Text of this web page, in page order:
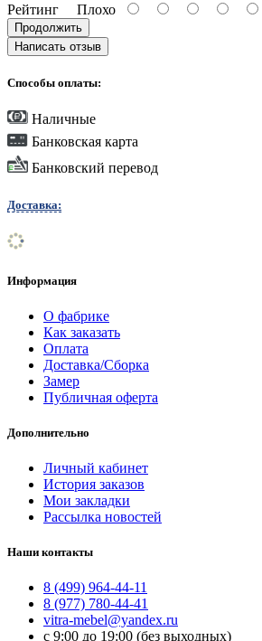
Рейтинг Плохо
Продолжить
Написать отзыв
Способы оплаты:
Наличные
Банковская карта
Банковский перевод
Доставка:
Информация
О фабрике
Как заказать
Оплата
Доставка/Сборка
Замер
Публичная оферта
Дополнительно
Личный кабинет
История заказов
Мои закладки
Рассылка новостей
Наши контакты
8 (499) 964-44-11
8 (977) 780-44-41
vitra-mebel@yandex.ru
с 9:00 до 19:00 (без выходных)